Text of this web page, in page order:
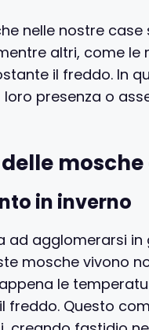
nelle nostre
altri, come le
il freddo. In
presenza o
in inverno
ad agglomerarsi
mosche vivono
le
freddo. Questo